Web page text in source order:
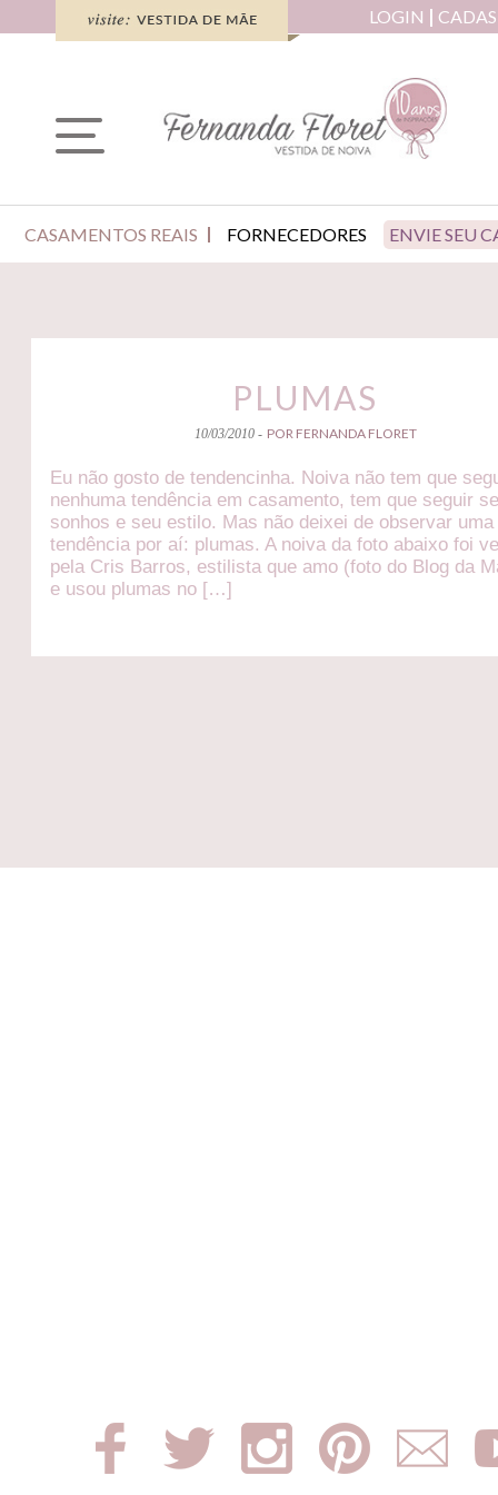
LOGIN
CASAMENTOS REAIS FORNECEDORES ENVIE SEU
PLUMAS
10/03/2010 - POR FERNANDA FLORET
Eu não gosto de tendencinha. Noiva não tem que
nenhuma tendência em casamento, tem que seguir
sonhos e seu estilo. Mas não deixei de observar
tendência por aí: plumas. A noiva da foto abaixo foi
pela Cris Barros, estilista que amo (foto do Blog da
e usou plumas no […]